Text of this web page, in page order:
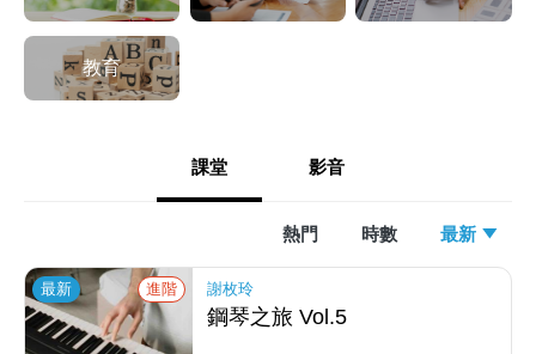
教育
課堂 影音
熱門 時數 最新
最新 進階 謝枚玲
鋼琴之旅 Vol.5